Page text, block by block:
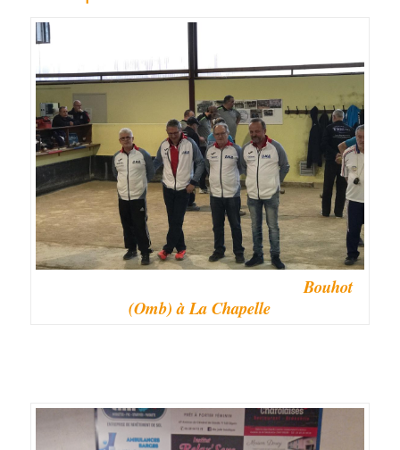
Bouhot
(Omb) à La Chapelle